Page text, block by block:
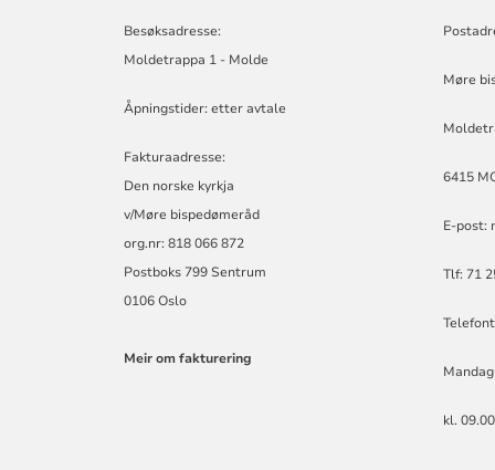
Besøksadresse:
Moldetrappa 1 - Molde
Åpningstider: etter avtale
Fakturaadresse:
Den norske kyrkja
v/Møre bispedømeråd
org.nr: 818 066 872
Postboks 799 Sentrum
0106 Oslo
Meir om fakturering
Møre
6415
E-post:
Tlf: 71
kl.